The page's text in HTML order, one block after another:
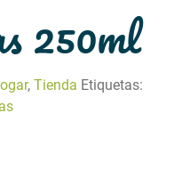
250ml
,Tienda Etiquetas: